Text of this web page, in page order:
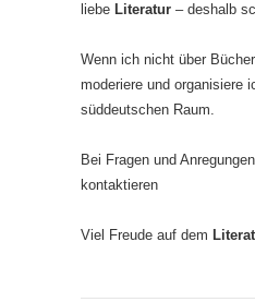
liebe Literatur – deshalb
Wenn ich nicht über
moderiere und organisiere
süddeutschen Raum.
Bei Fragen und
kontaktieren
Viel Freude auf dem